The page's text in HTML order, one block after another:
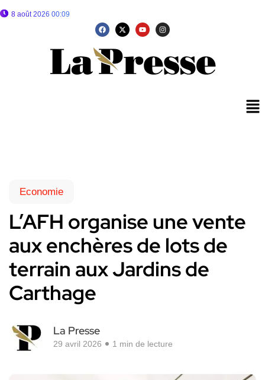
8 août 2026 00:09
Economie
L’AFH organise une vente
aux enchères de lots de
terrain aux Jardins de
Carthage
La Presse
29 avril 2026 1 min de lecture